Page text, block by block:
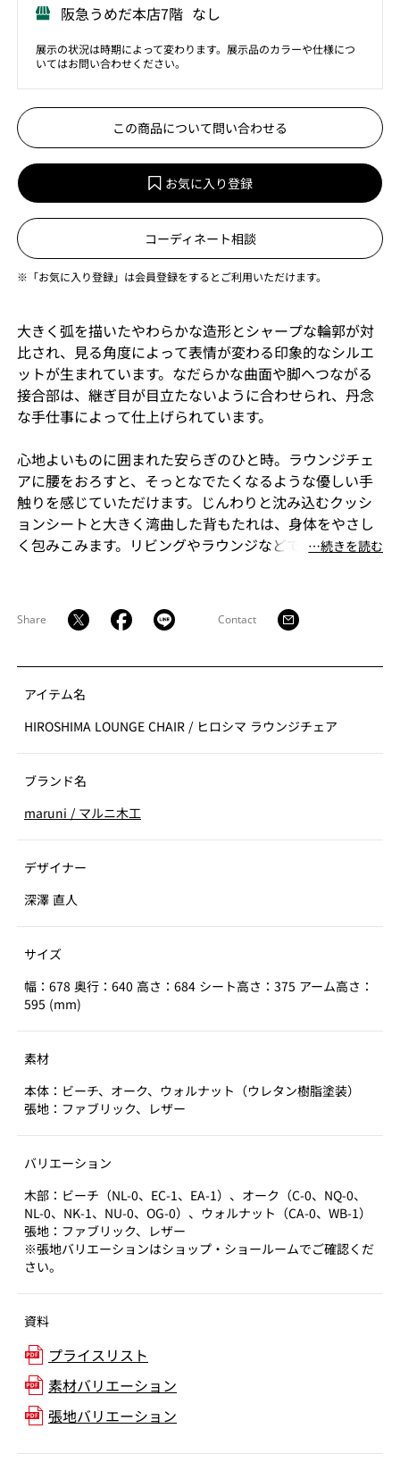
阪急うめだ本店7階 なし
展示の状況は時期によって変わります。展示品のカラーや仕様につ
いてはお問い合わせください。
この商品について問い合わせる
お気に入り登録
コーディネート相談
※「お気に入り登録」は会員登録をするとご利用いただけます。
大きく弧を描いたやわらかな造形とシャープな輪郭が対
比され、見る角度によって表情が変わる印象的なシルエ
ットが生まれています。なだらかな曲面や脚へつながる
接合部は、継ぎ目が目立たないように合わせられ、丹念
な手仕事によって仕上げられています。
心地よいものに囲まれた安らぎのひと時。ラウンジチェ
アに腰をおろすと、そっとなでたくなるような優しい手
触りを感じていただけます。じんわりと沈み込むクッシ
ョンシートと大きく湾曲した背もたれは、身体をやさし
く包みこみます。リビングやラウンジなどで深く寛いで
⋯続きを読む
Share Contact
アイテム名
HIROSHIMA LOUNGE CHAIR / ヒロシマ ラウンジチェア
ブランド名
maruni / マルニ木工
デザイナー
深澤 直人
サイズ
幅：678 奥行：640 高さ：684 シート高さ：375 アーム高さ：
595 (mm)
素材
本体：ビーチ、オーク、ウォルナット（ウレタン樹脂塗装）
張地：ファブリック、レザー
バリエーション
木部：ビーチ（NL-0、EC-1、EA-1）、オーク（C-0、NQ-0、
NL-0、NK-1、NU-0、OG-0）、ウォルナット（CA-0、WB-1）
張地：ファブリック、レザー
※張地バリエーションはショップ・ショールームでご確認くだ
さい。
資料
プライスリスト
素材バリエーション
張地バリエーション